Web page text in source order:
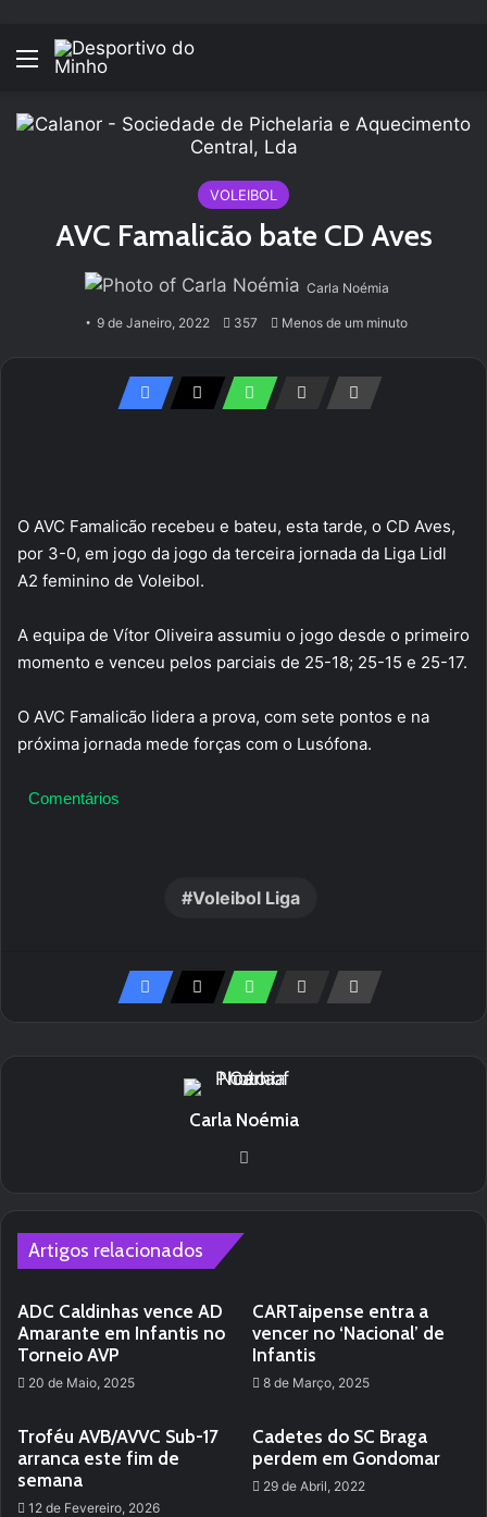
Menu
VOLEIBOL
AVC Famalicão bate CD Aves
Carla Noémia
9 de Janeiro, 2022 357 Menos de um minuto
O AVC Famalicão recebeu e bateu, esta tarde, o CD Aves,
por 3-0, em jogo da jogo da terceira jornada da Liga Lidl
A2 feminino de Voleibol.
A equipa de Vítor Oliveira assumiu o jogo desde o primeiro
momento e venceu pelos parciais de 25-18; 25-15 e 25-17.
O AVC Famalicão lidera a prova, com sete pontos e na
próxima jornada mede forças com o Lusófona.
Comentários
Voleibol Liga
Carla Noémia
Artigos relacionados
ADC Caldinhas vence AD
Amarante em Infantis no
Torneio AVP
20 de Maio, 2025
CARTaipense entra a
vencer no ‘Nacional’ de
Infantis
8 de Março, 2025
Troféu AVB/AVVC Sub-17
arranca este fim de
semana
12 de Fevereiro, 2026
Cadetes do SC Braga
perdem em Gondomar
29 de Abril, 2022